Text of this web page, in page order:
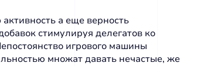
а еще верность
стимулируя делегатов ко
игрового машины
множат давать нечастые, же